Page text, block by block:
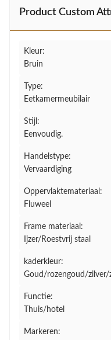
Product Custom
Kleur:
Bruin
Type:
Eetkamermeubilair
Stijl:
Eenvoudig.
Handelstype:
Vervaardiging
Oppervlaktemateriaal:
Fluweel
Frame materiaal:
Ijzer/Roestvrij staal
kaderkleur:
Goud/rozengoud/zilver/
Functie:
Thuis/hotel
Markeren: